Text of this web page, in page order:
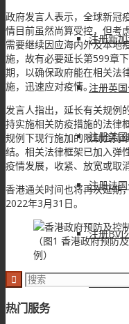
注册新
注册英
注册美
注册法
注册BVI
注册开
政府发言人表示，全球新冠
情目前虽然尚算受控，但考
需要继续因应海内外及本地
施，故有必要延长第599章
期，以确保政府能在相关法
施，迅速应对疫情。
发言人指出，延长有关规例
持实施相关防疫措施的法律
规例下现行施加的限制会持
结。相关法律框架已加入弹
疫情发展，收紧、放宽或取
香港通关时间也将再次延期
2022年3月31日。
（图1 香港政府预防
例）
热门服务